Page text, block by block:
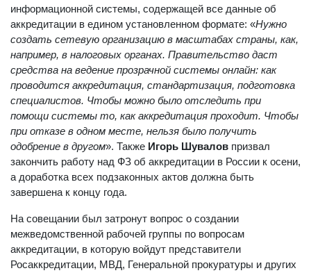
финансировать создание единой интегрированной
информационной системы, содержащей все данные об
аккредитации в едином установленном формате: «Нужно
создать сетевую организацию в масштабах страны, как,
например, в налоговых органах. Правительство даст
средства на ведение прозрачной системы онлайн: как
проводится аккредитация, стандартизация, подготовка
специалистов. Чтобы можно было отследить при
помощи системы то, как аккредитация проходит. Чтобы
при отказе в одном месте, нельзя было получить
одобрение в другом». Также Игорь Шуваловпризвал
закончить работу над ФЗ об аккредитации в России к осени,
а доработка всех подзаконных актов должна быть
На совещании был затронут вопрос о создании
межведомственной рабочей группы по вопросам
аккредитации, в которую войдут представители